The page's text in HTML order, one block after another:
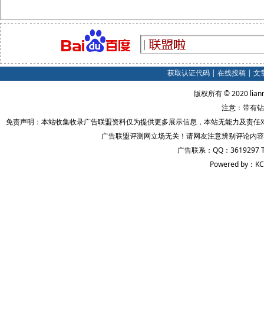
获取认证代码| 在线投稿| 文
版权所有 © 2020
注意：带有
免责声明：本站收集收录广告联盟资料仅为提供更多展示信息，本站无能力及责
广告联盟评测网立场无关！请网友注意辨别评论内
广告联系：QQ：3619297
Powered by：